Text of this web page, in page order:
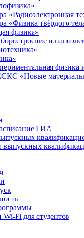
«Радиоэлектронная
«Физика твёрдого
физика»
и
«Новые материалы
ГИА
выпускных
Fi для студентов